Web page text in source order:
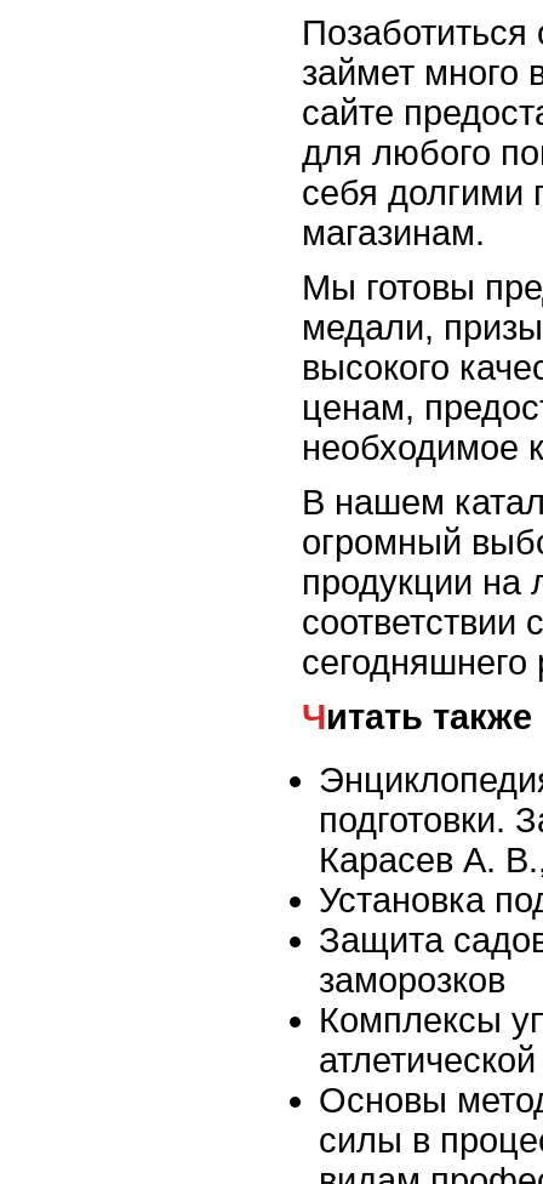
Позаботиться
займет
сайте
для любого
себя долгими
магазинам.
Мы готовы
медали,
высокого
ценам,
необходимое
В нашем
огромный
продукции на
соответствии
сегодняшнего
Читать также
подготовки.
Карасев А.
Установка
Защита
заморозков
Комплексы
Основы
силы в